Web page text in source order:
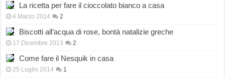
La ricetta per fare il cioccolato bianco a casa
4 Marzo 2014 2
Biscotti all’acqua di rose, bontà natalizie greche
17 Dicembre 2013 2
Come fare il Nesquik in casa
25 Luglio 2014 1